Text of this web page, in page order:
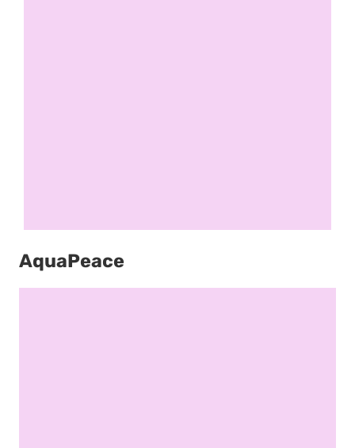
AquaPeace